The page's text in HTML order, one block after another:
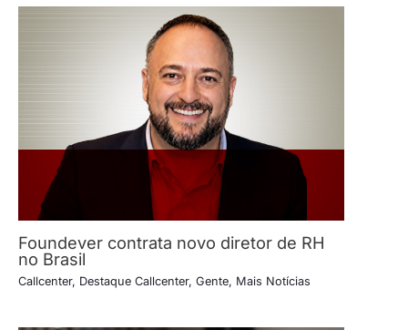
Foundever contrata novo diretor de RH
no Brasil
Callcenter, Destaque Callcenter, Gente, Mais Notícias